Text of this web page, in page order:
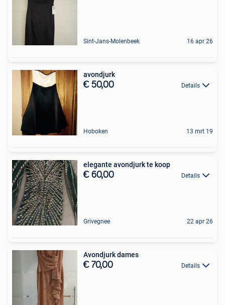
Sint-Jans-Molenbeek 16 apr 26
avondjurk
€ 50,00 Details
Hoboken 13 mrt 19
elegante avondjurk te koop
€ 60,00 Details
Grivegnee 22 apr 26
Avondjurk dames
€ 70,00 Details